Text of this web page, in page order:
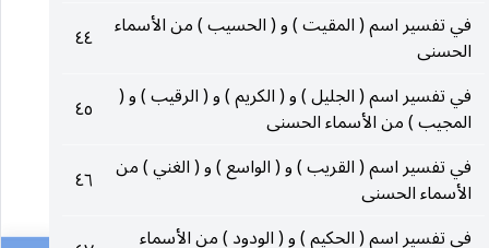
في تفسير اسم ( المقيت ) و ( الحسيب ) من الأسماء
الحسنى
٤٤
في تفسير اسم ( الجليل ) و ( الكريم ) و ( الرقيب ) و (
المجيب ) من الأسماء الحسنى
٤٥
في تفسير اسم ( القريب ) و ( الواسع ) و ( الغني ) من
الأسماء الحسنى
٤٦
في تفسير اسم ( الحكيم ) و ( الودود ) من الأسماء
(٢٢٣) المطففين ٨٣ : ٢ .
(٢٢٤) الأنعام ٦ : ١٥٢ ، الاسراء ١٧ : ٣٥ .
(٢٢٥) النجم ٥٣ : ٣٧ .